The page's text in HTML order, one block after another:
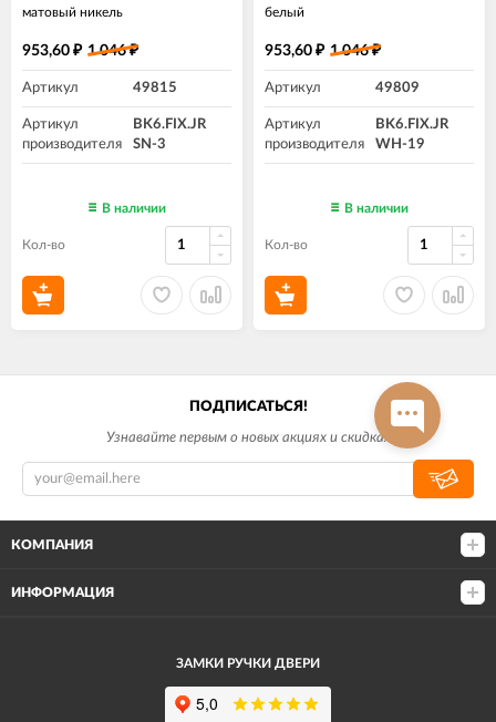
матовый никель
953,60 ₽ 1 046₽
Артикул 49815
Артикул
производителя
BK6.FIX.JR
SN-3
В наличии
Кол-во
белый
953,60 ₽ 1 046₽
Артикул 49809
Артикул
производителя
BK6.FIX.JR
WH-19
В наличии
Кол-во
ПОДПИСАТЬСЯ!
Узнавайте первым о новых акциях и скидках
КОМПАНИЯ
ИНФОРМАЦИЯ
ЗАМКИ РУЧКИ ДВЕРИ